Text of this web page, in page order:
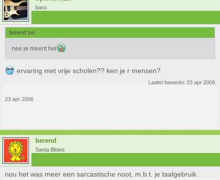
bass
berend zei:
nee je meent het
ervaring met vrije scholen?? ken je r mensen?
Laatst bewerkt: 23 apr 2006
23 apr 2006
berend
Santa Blows
nou het was meer een sarcastische noot, m.b.t. je taalgebruik.